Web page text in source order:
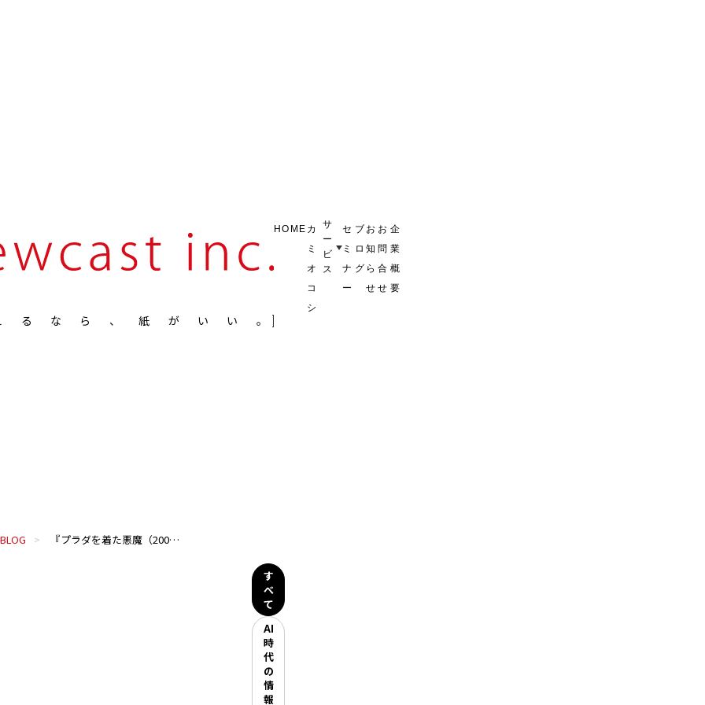
るなら、紙がいい。
HOME カ
ミ
オ
コ
シ
サ
ー
ビ
ス
セ
ミ
ナ
ー
ブ
ロ
グ
お
知
ら
せ
お
問
合
せ
企
業
概
要
BLOG 『プラダを着た悪魔（2006）』と、真似事になっていく僕たちの仕事
す
べ
て
AI
時
代
の
情
報